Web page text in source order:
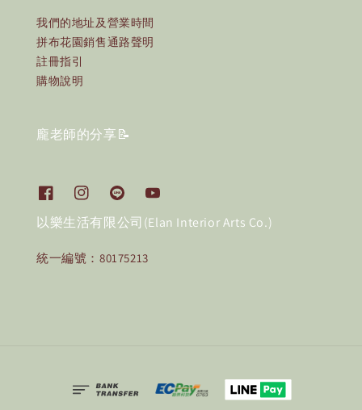
我們的地址及營業時間
拼布花園銷售通路聲明
註冊指引
購物說明
龐老師的分享📝
以樂生活有限公司(Elan Interior Arts Co.)
統一編號：80175213